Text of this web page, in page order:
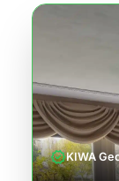
verifiedKIWA